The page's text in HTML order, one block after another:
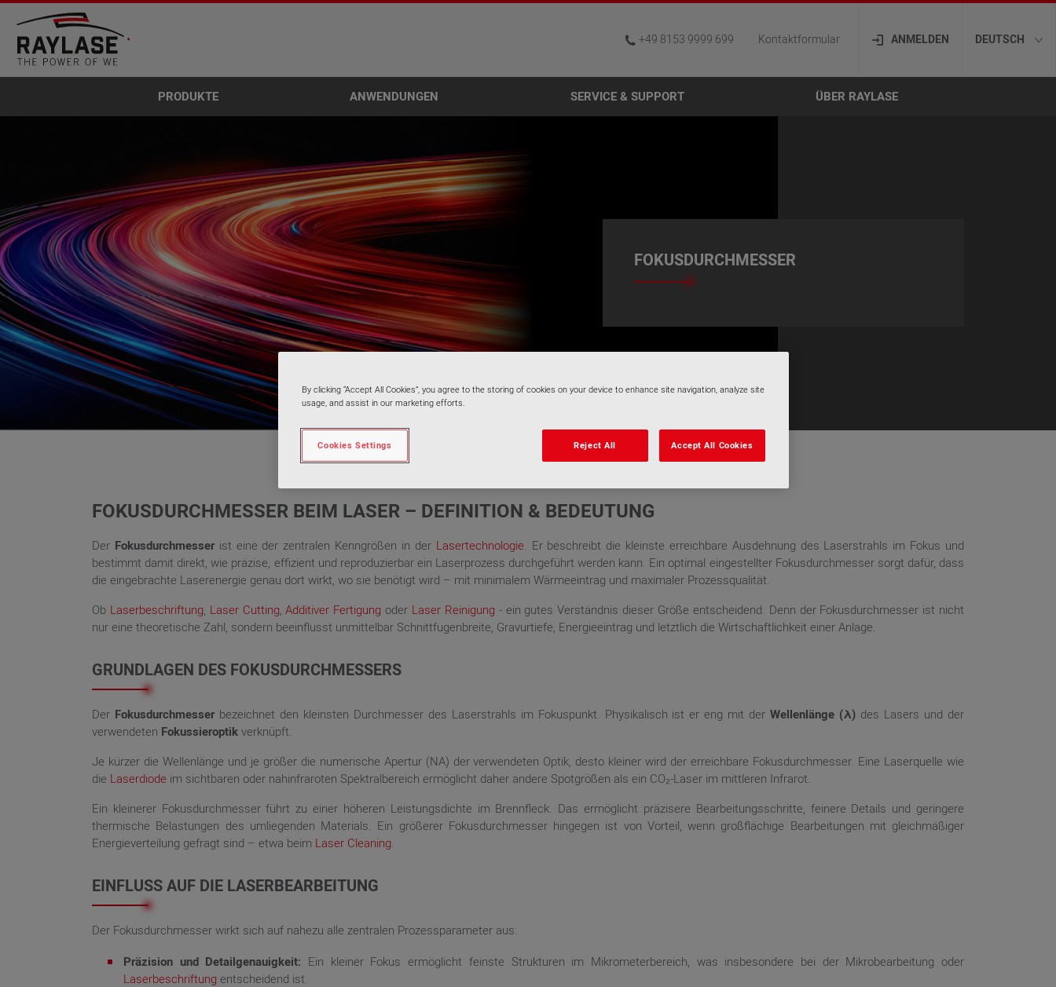
+49 8153 9999 699 Kontaktformular ANMELDEN DEUTSCH
PRODUKTE ANWENDUNGEN SERVICE & SUPPORT ÜBER RAYLASE
FOKUSDURCHMESSER
FOKUSDURCHMESSER BEIM LASER – DEFINITION & BEDEUTUNG
Der Fokusdurchmesserist eine der zentralen Kenngrößen in der Lasertechnologie. Er beschreibt die kleinste erreichbare Ausdehnung des Laserstrahls im Fokus und
bestimmt damit direkt, wie präzise, effizient und reproduzierbar ein Laserprozess durchgeführt werden kann. Ein optimal eingestellter Fokusdurchmesser sorgt dafür, dass
die eingebrachte Laserenergie genau dort wirkt, wo sie benötigt wird – mit minimalem Wärmeeintrag und maximaler Prozessqualität.
Ob Laserbeschriftung, Laser Cutting,Additiver Fertigung oder Laser Reinigung - ein gutes Verständnis dieser Größe entscheidend. Denn der Fokusdurchmesser ist nicht
nur eine theoretische Zahl, sondern beeinflusst unmittelbar Schnittfugenbreite, Gravurtiefe, Energieeintrag und letztlich die Wirtschaftlichkeit einer Anlage.
GRUNDLAGEN DES FOKUSDURCHMESSERS
Der Fokusdurchmesserbezeichnet den kleinsten Durchmesser des Laserstrahls im Fokuspunkt. Physikalisch ist er eng mit derWellenlänge (λ) des Lasers und der
verwendeten Fokussieroptik verknüpft.
Je kürzer die Wellenlänge und je größer die numerische Apertur (NA) der verwendeten Optik, desto kleiner wird der erreichbare Fokusdurchmesser. Eine Laserquelle wie
die Laserdiode im sichtbaren oder nahinfraroten Spektralbereich ermöglicht daher andere Spotgrößen als ein CO₂-Laser im mittleren Infrarot.
Ein kleinerer Fokusdurchmesser führt zu einer höheren Leistungsdichte im Brennfleck. Das ermöglicht präzisere Bearbeitungsschritte, feinere Details und geringere
thermische Belastungen des umliegenden Materials. Ein größerer Fokusdurchmesser hingegen ist von Vorteil, wenn großflächige Bearbeitungen mit gleichmäßiger
Energieverteilung gefragt sind – etwa beim Laser Cleaning.
EINFLUSS AUF DIE LASERBEARBEITUNG
Der Fokusdurchmesser wirkt sich auf nahezu alle zentralen Prozessparameter aus:
Präzision und Detailgenauigkeit: Ein kleiner Fokus ermöglicht feinste Strukturen im Mikrometerbereich, was insbesondere bei der Mikrobearbeitung oder
Laserbeschriftung entscheidend ist.
By clicking “Accept All Cookies”, you agree to the storing of cookies on your device to enhance site navigation, analyze site
usage, and assist in our marketing efforts.
Reject All Accept All Cookies
Cookies Settings